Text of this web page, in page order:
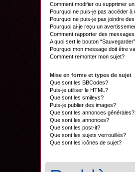
Comment modifier ou supprimer
Pourquoi ne puis-je pas accéder à
Pourquoi ne puis-je pas joindre
Pourquoi ai-je reçu un
Comment rapporter des
A quoi sert le bouton
Pourquoi mon message doit être
Comment remonter mon sujet?
Mise en forme et types de sujet
Que sont les BBCodes?
Puis-je utiliser le HTML?
Que sont les smileys?
Puis-je publier des images?
Que sont les annonces générales?
Que sont les annonces?
Que sont les post-it?
Que sont les sujets verrouillés?
Que sont les icônes de sujet?